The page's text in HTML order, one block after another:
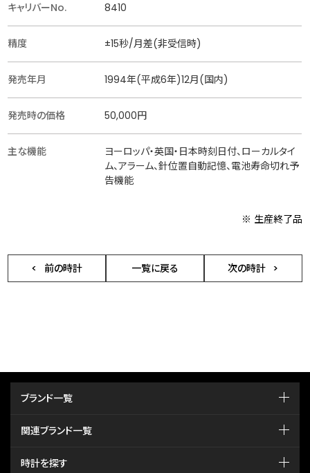
キャリバーNo. 8410
精度 ±15秒/月差(非受信時)
発売年月 1994年(平成6年)12月(国内)
発売時の価格 50,000円
主な機能
ヨーロッパ・英国・日本時刻日付、ローカルタイ
ム、アラーム、針位置自動記憶、電池寿命切れ予
告機能
※ 生産終了品
前の時計 一覧に戻る 次の時計
ブランド一覧
関連ブランド一覧
時計を探す